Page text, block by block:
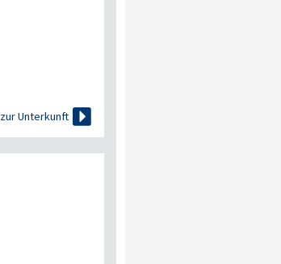
zur Unterkunft 